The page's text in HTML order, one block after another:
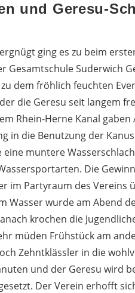
und Geresu-
ging es zu beim
Gesamtschule Suderwich
dem fröhlich feuchten
die Geresu seit langem
Rhein-Herne Kanal gaben
in die Benutzung der
muntere
Die
im Partyraum des Vereins
Wasser wurde am Abend
krochen die
müden Frühstück am
Zehntklässler in die
und der Geresu wird
Der Verein erhofft